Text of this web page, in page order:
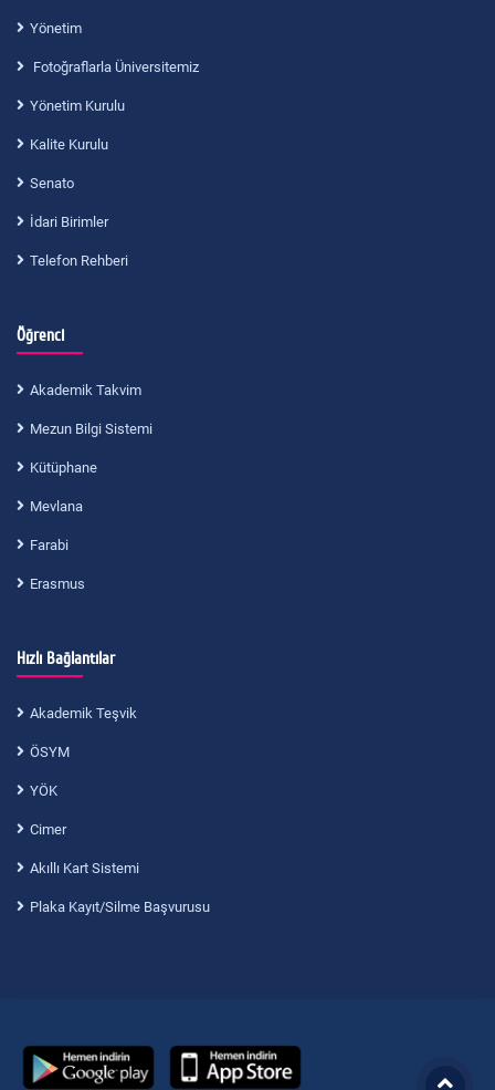
Yönetim
Fotoğraflarla Üniversitemiz
Yönetim Kurulu
Kalite Kurulu
Senato
İdari Birimler
Telefon Rehberi
Öğrenci
Akademik Takvim
Mezun Bilgi Sistemi
Kütüphane
Mevlana
Farabi
Erasmus
Hızlı Bağlantılar
Akademik Teşvik
ÖSYM
YÖK
Cimer
Akıllı Kart Sistemi
Plaka Kayıt/Silme Başvurusu